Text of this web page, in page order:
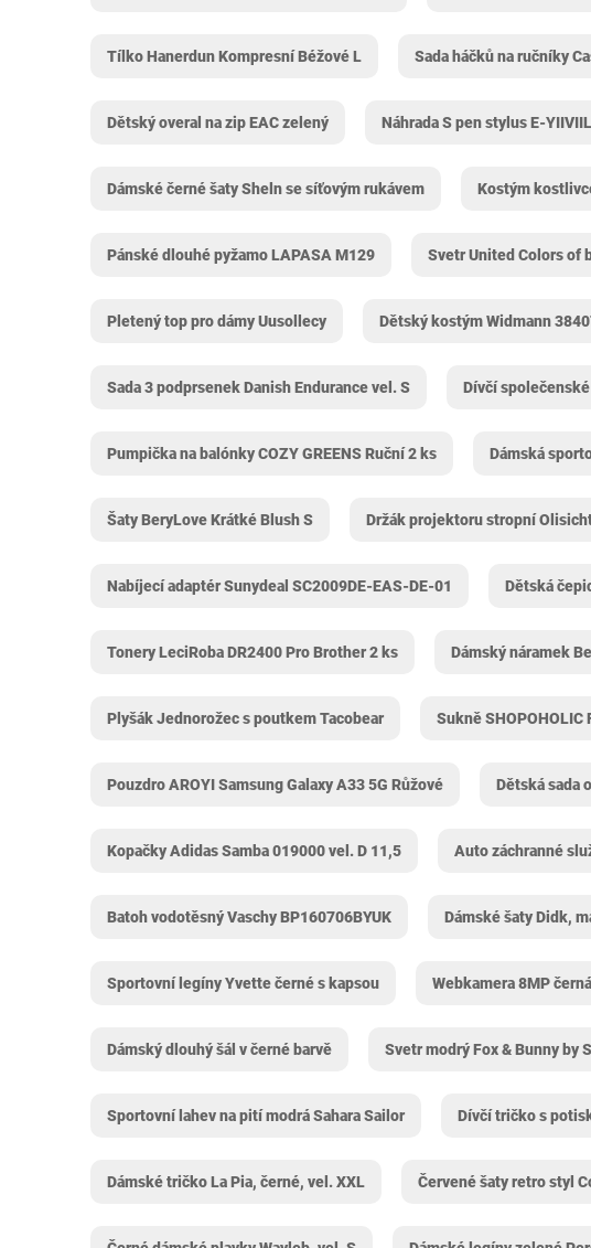
Tílko Hanerdun Kompresní Béžové L Sada háčků na ručníky
Dětský overal na zip EAC zelený Náhrada S pen stylus E-YIIVIIL
Dámské černé šaty Sheln se síťovým rukávem Kostým
Pánské dlouhé pyžamo LAPASA M129 Svetr United Colors of
Pletený top pro dámy Uusollecy Dětský kostým Widmann
Sada 3 podprsenek Danish Endurance vel. S Dívčí
Pumpička na balónky COZY GREENS Ruční 2 ks Dámská
Šaty BeryLove Krátké Blush S Držák projektoru stropní
Nabíjecí adaptér Sunydeal SC2009DE-EAS-DE-01 Dětská
Tonery LeciRoba DR2400 Pro Brother 2 ks Dámský náramek
Plyšák Jednorožec s poutkem Tacobear Sukně SHOPOHOLIC
Pouzdro AROYI Samsung Galaxy A33 5G Růžové Dětská sada
Kopačky Adidas Samba 019000 vel. D 11,5 Auto záchranné
Batoh vodotěsný Vaschy BP160706BYUK Dámské šaty Didk,
Sportovní legíny Yvette černé s kapsou Webkamera 8MP
Dámský dlouhý šál v černé barvě Svetr modrý Fox & Bunny by
Sportovní lahev na pití modrá Sahara Sailor Dívčí tričko s
Dámské tričko La Pia, černé, vel. XXL Červené šaty retro styl